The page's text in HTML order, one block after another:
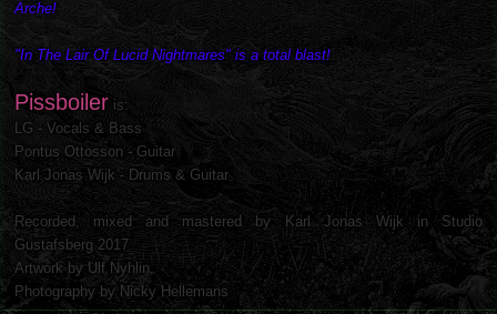
Arche!
"In The Lair Of Lucid Nightmares" is a total blast!
Pissboiler is:
LG - Vocals & Bass
Pontus Ottosson - Guitar
Karl Jonas Wijk - Drums & Guitar
Recorded, mixed and mastered by Karl Jonas Wijk in Studio
Gustafsberg 2017
Artwork by Ulf Nyhlin,
Photography by Nicky Hellemans